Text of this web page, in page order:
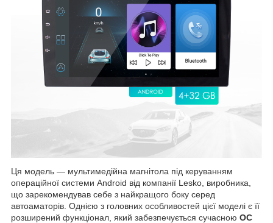
Ця модель — мультимедійна магнітола під керуванням
операційної системи Android від компанії Lesko, виробника,
що зарекомендував себе з найкращого боку серед
автоаматорів. Однією з головних особливостей цієї моделі є її
розширений функціонал, який забезпечується сучасною ОС